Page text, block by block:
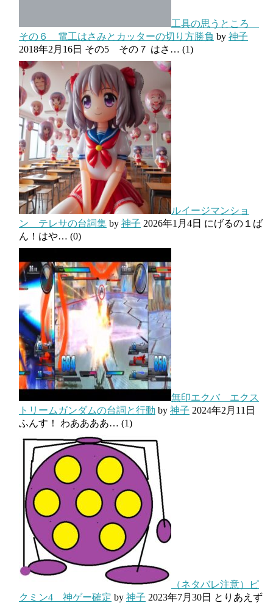
工具の思うところ
その６ 電工はさみとカッターの切り方勝負 by 神子
2018年2月16日 その5 その７ はさ… (1)
ルイージマンショ
ン テレサの台詞集 by 神子 2026年1月4日 にげるの１ば
ん！はや… (0)
無印エクバ エクス
トリームガンダムの台詞と行動 by 神子 2024年2月11日
ふんす！ わああああ… (1)
（ネタバレ注意）ピ
クミン4 神ゲー確定 by 神子 2023年7月30日 とりあえず